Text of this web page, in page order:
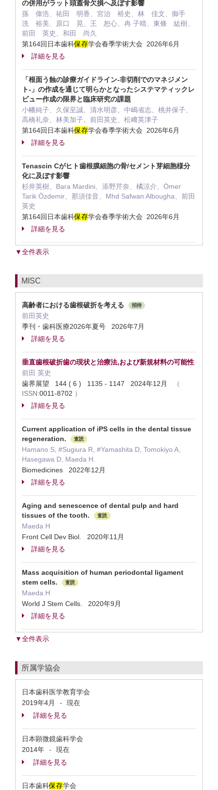
の併用がラット頭蓋骨欠損へ及ぼす影響
孫 偉浩、祐田 明香、宮治 裕史、林 佳文、御手
洗 裕美、原口 晃、王 恕心、冉 子晴、東條 紘樹、
前田 英史、和田 尚久
第164回日本歯科保存学会春季学術大会 2026年6月
詳細を見る
「根面う蝕の診療ガイドライン-非切削でのマネジメン
ト-」の作成を通じて明らかとなったシステマティックレ
ビュー作成の限界と臨床研究の課題
小幡純子、久保至誠、清水明彦、中嶋省志、桃井保子、
高橋礼奈、林美加子、前田英史、松﨑英津子
第164回日本歯科保存学会春季学術大会 2026年6月
詳細を見る
Tenascin Cがヒト歯根膜細胞の骨/セメント芽細胞様分
化に及ぼす影響
杉井英樹、Bara Mardini、添野芹奈、橘涼介、Ömer
Tarik Özdemir、那須佳音、Mhd Safwan Albougha、前田
英史
第164回日本歯科保存学会春季学術大会 2026年6月
詳細を見る
▼全件表示
MISC
高齢者における歯根破折を考える 招待
前田英史
季刊・歯科医療2026年夏号 2026年7月
詳細を見る
垂直歯根破折歯の現状と治療法,および新規材料の可能性
前田 英史
歯界展望 144 ( 6 ) 1135 - 1147 2024年12月
（
ISSN:0011-8702 ）
詳細を見る
Current application of iPS cells in the dental tissue
regeneration.
査読
Hamano S, #Sugiura R, #Yamashita D, Tomokiyo A,
Hasegawa D, Maeda H.
Biomedicines 2022年12月
詳細を見る
Aging and senescence of dental pulp and hard
tissues of the tooth.
査読
Maeda H
Front Cell Dev Biol. 2020年11月
詳細を見る
Mass acquisition of human periodontal ligament
stem cells.
査読
Maeda H
World J Stem Cells. 2020年9月
詳細を見る
▼全件表示
所属学協会
日本歯科医学教育学会
2019年4月
-
現在
詳細を見る
日本顕微鏡歯科学会
2014年
-
現在
詳細を見る
日本歯科保存学会